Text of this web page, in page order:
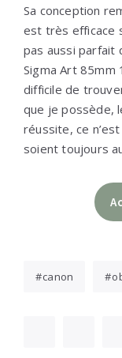
Sa conception
est très efficace
pas aussi parfait
Sigma Art 85mm
difficile de
que je possède,
réussite, ce
soient toujours
canon